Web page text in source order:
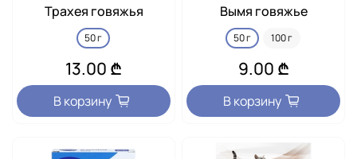
Трахея говяжья
50 г
13.00 ₾
В корзину
Вымя говяжье
50 г 100 г
9.00 ₾
В корзину